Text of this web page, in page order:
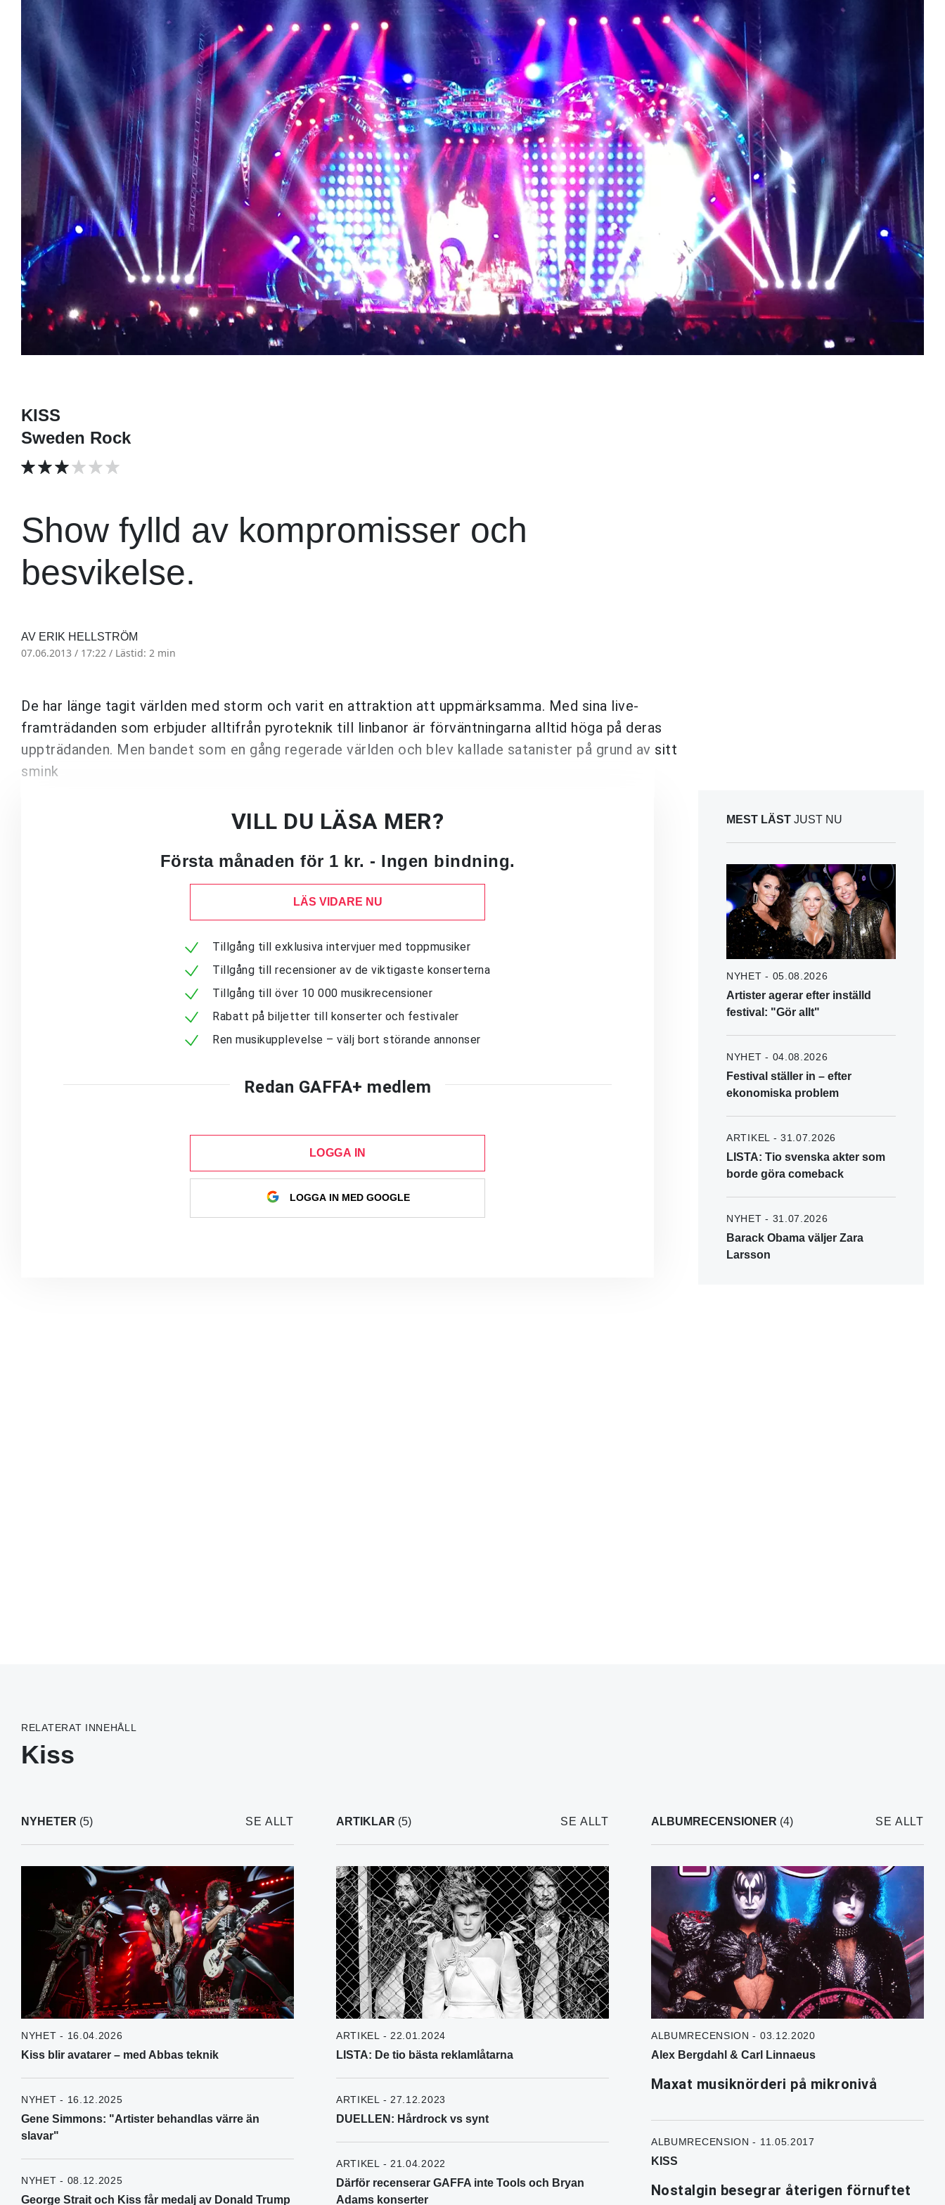
KISS
Sweden Rock
Show fylld av kompromisser och
besvikelse.
AV ERIK HELLSTRÖM
07.06.2013 / 17:22 / Lästid: 2 min
De har länge tagit världen med storm och varit en attraktion att uppmärksamma. Med sina live-
framträdanden som erbjuder alltifrån pyroteknik till linbanor är förväntningarna alltid höga på deras
uppträdanden. Men bandet som en gång regerade världen och blev kallade satanister på grund av sitt
smink
VILL DU LÄSA MER?
Första månaden för 1 kr. - Ingen bindning.
LÄS VIDARE NU
Tillgång till exklusiva intervjuer med toppmusiker
Tillgång till recensioner av de viktigaste konserterna
Tillgång till över 10 000 musikrecensioner
Rabatt på biljetter till konserter och festivaler
Ren musikupplevelse – välj bort störande annonser
Redan GAFFA+ medlem
LOGGA IN
LOGGA IN MED GOOGLE
MEST LÄST JUST NU
NYHET - 05.08.2026
Artister agerar efter inställd
festival: "Gör allt"
NYHET - 04.08.2026
Festival ställer in – efter
ekonomiska problem
ARTIKEL - 31.07.2026
LISTA: Tio svenska akter som
borde göra comeback
NYHET - 31.07.2026
Barack Obama väljer Zara
Larsson
RELATERAT INNEHÅLL
Kiss
NYHETER (5) SE ALLT
NYHET - 16.04.2026
Kiss blir avatarer – med Abbas teknik
NYHET - 16.12.2025
Gene Simmons: "Artister behandlas värre än
slavar"
NYHET - 08.12.2025
George Strait och Kiss får medalj av Donald Trump
ARTIKLAR (5) SE ALLT
ARTIKEL - 22.01.2024
LISTA: De tio bästa reklamlåtarna
ARTIKEL - 27.12.2023
DUELLEN: Hårdrock vs synt
ARTIKEL - 21.04.2022
Därför recenserar GAFFA inte Tools och Bryan
Adams konserter
ALBUMRECENSIONER (4) SE ALLT
ALBUMRECENSION - 03.12.2020
Alex Bergdahl & Carl Linnaeus
Maxat musiknörderi på mikronivå
ALBUMRECENSION - 11.05.2017
KISS
Nostalgin besegrar återigen förnuftet